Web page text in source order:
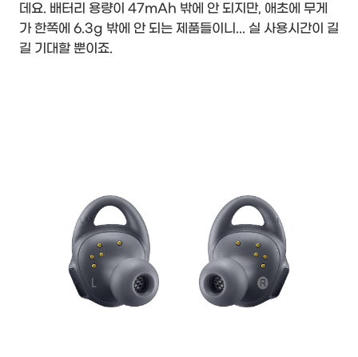
데요. 배터리 용량이 47mAh 밖에 안 되지만, 애초에 무게
가 한쪽에 6.3g 밖에 안 되는 제품들이니... 실 사용시간이 길
길 기대할 뿐이죠.